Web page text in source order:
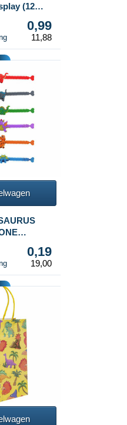
(12
0,99
11,88
0,19
19,00